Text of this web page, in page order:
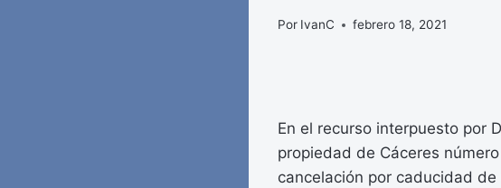
Por IvanC febrero 18, 2021
En el recurso interpuesto por
propiedad de Cáceres
cancelación por caducidad